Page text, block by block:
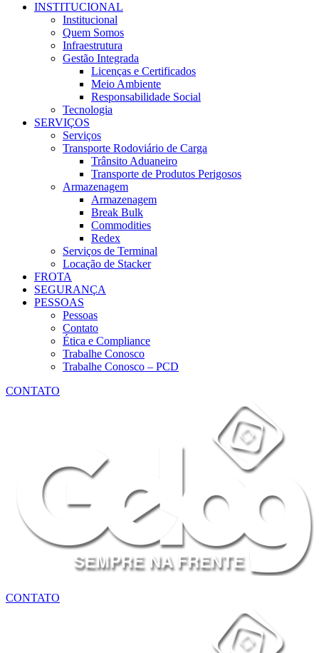
INSTITUCIONAL
Institucional
Quem Somos
Infraestrutura
Gestão Integrada
Licenças e Certificados
Meio Ambiente
Responsabilidade Social
Tecnologia
SERVIÇOS
Serviços
Transporte Rodoviário de Carga
Trânsito Aduaneiro
Transporte de Produtos Perigosos
Armazenagem
Armazenagem
Break Bulk
Commodities
Redex
Serviços de Terminal
Locação de Stacker
FROTA
SEGURANÇA
PESSOAS
Pessoas
Contato
Ética e Compliance
Trabalhe Conosco
Trabalhe Conosco – PCD
CONTATO
CONTATO